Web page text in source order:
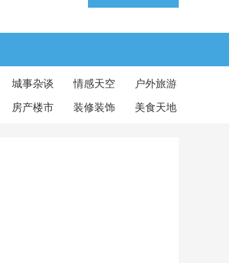
城事杂谈 情感天空
户外旅游
房产楼市
装修装饰 美食天地